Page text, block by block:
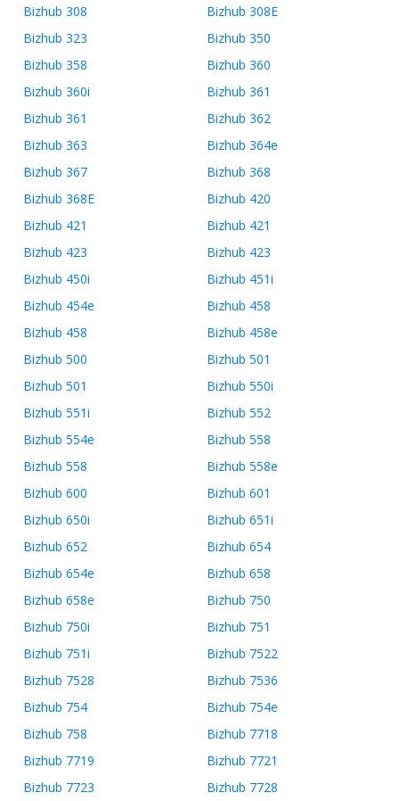
Bizhub 308
Bizhub 308E
Bizhub 323
Bizhub 350
Bizhub 358
Bizhub 360
Bizhub 360i
Bizhub 361
Bizhub 361
Bizhub 362
Bizhub 363
Bizhub 364e
Bizhub 367
Bizhub 368
Bizhub 368E
Bizhub 420
Bizhub 421
Bizhub 421
Bizhub 423
Bizhub 423
Bizhub 450i
Bizhub 451i
Bizhub 454e
Bizhub 458
Bizhub 458
Bizhub 458e
Bizhub 500
Bizhub 501
Bizhub 501
Bizhub 550i
Bizhub 551i
Bizhub 552
Bizhub 554e
Bizhub 558
Bizhub 558
Bizhub 558e
Bizhub 600
Bizhub 601
Bizhub 650i
Bizhub 651i
Bizhub 652
Bizhub 654
Bizhub 654e
Bizhub 658
Bizhub 658e
Bizhub 750
Bizhub 750i
Bizhub 751
Bizhub 751i
Bizhub 7522
Bizhub 7528
Bizhub 7536
Bizhub 754
Bizhub 754e
Bizhub 758
Bizhub 7718
Bizhub 7719
Bizhub 7721
Bizhub 7723
Bizhub 7728